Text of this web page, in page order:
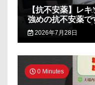
【抗不安薬】レ
強めの抗不安薬で
2026年7月28日
0 Minutes